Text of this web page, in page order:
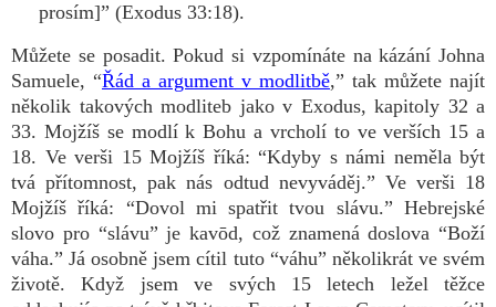
prosím]” (Exodus 33:18).
Můžete se posadit. Pokud si vzpomínáte na kázání Johna
Samuele, “Řád a argument v modlitbě,” tak můžete najít
několik takových modliteb jako v Exodus, kapitoly 32 a
33. Mojžíš se modlí k Bohu a vrcholí to ve verších 15 a
18. Ve verši 15 Mojžíš říká: “Kdyby s námi neměla být
tvá přítomnost, pak nás odtud nevyváděj.” Ve verši 18
Mojžíš říká: “Dovol mi spatřit tvou slávu.” Hebrejské
slovo pro “slávu” je kavōd, což znamená doslova “Boží
váha.” Já osobně jsem cítil tuto “váhu” několikrát ve svém
životě. Když jsem ve svých 15 letech ležel těžce